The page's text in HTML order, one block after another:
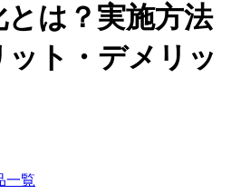
は？実施方法
ット・デメリッ
一覧